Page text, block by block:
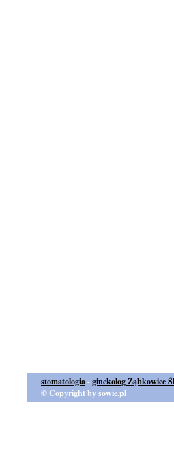
stomatologia-ginekolog Ząbkowice
© Copyright by sowie.pl